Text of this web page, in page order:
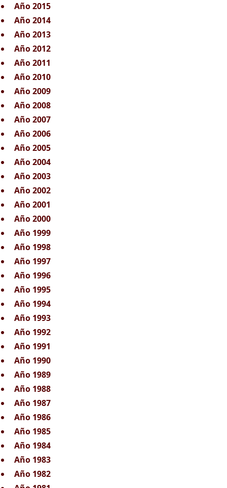
Año 2015
Año 2014
Año 2013
Año 2012
Año 2011
Año 2010
Año 2009
Año 2008
Año 2007
Año 2006
Año 2005
Año 2004
Año 2003
Año 2002
Año 2001
Año 2000
Año 1999
Año 1998
Año 1997
Año 1996
Año 1995
Año 1994
Año 1993
Año 1992
Año 1991
Año 1990
Año 1989
Año 1988
Año 1987
Año 1986
Año 1985
Año 1984
Año 1983
Año 1982